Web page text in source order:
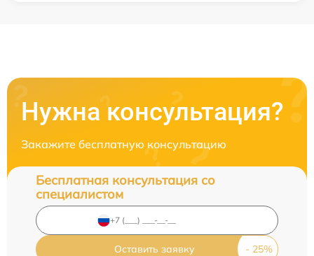
Нужна консультация?
Закажите бесплатную консультацию
Бесплатная консультация со
специалистом
Оставить заявку